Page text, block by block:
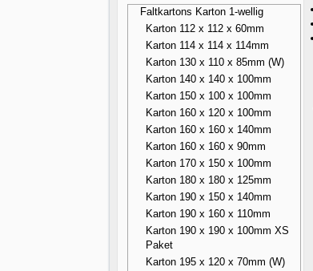
Faltkartons Karton 1-wellig
Karton 112 x 112 x 60mm
Karton 114 x 114 x 114mm
Karton 130 x 110 x 85mm (W)
Karton 140 x 140 x 100mm
Karton 150 x 100 x 100mm
Karton 160 x 120 x 100mm
Karton 160 x 160 x 140mm
Karton 160 x 160 x 90mm
Karton 170 x 150 x 100mm
Karton 180 x 180 x 125mm
Karton 190 x 150 x 140mm
Karton 190 x 160 x 110mm
Karton 190 x 190 x 100mm XS
Paket
Karton 195 x 120 x 70mm (W)